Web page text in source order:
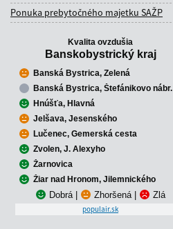
Ponuka prebytočného majetku SAŽP
Kvalita ovzdušia
Banskobystrický kraj
Banská Bystrica, Zelená
Banská Bystrica, Štefánikovo nábr.
Hnúšťa, Hlavná
Jelšava, Jesenského
Lučenec, Gemerská cesta
Zvolen, J. Alexyho
Žarnovica
Žiar nad Hronom, Jilemnického
Dobrá | Zhoršená | Zlá
populair.sk